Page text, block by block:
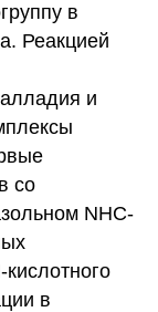
в
Реакцией
и
со
NHC-
в